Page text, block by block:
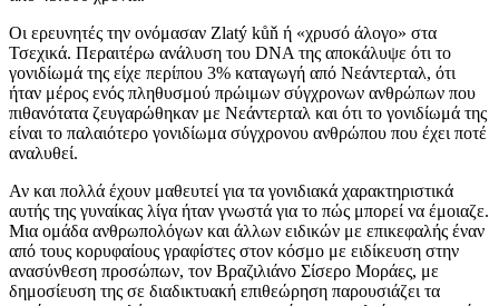
Οι ερευνητές την ονόμασαν Zlatý kůň ή «χρυσό άλογο» στα
Τσεχικά. Περαιτέρω ανάλυση του DNA της αποκάλυψε ότι το
γονιδίωμά της είχε περίπου 3% καταγωγή από Νεάντερταλ, ότι
ήταν μέρος ενός πληθυσμού πρώιμων σύγχρονων ανθρώπων που
πιθανότατα ζευγαρώθηκαν με Νεάντερταλ και ότι το γονιδίωμά της
είναι το παλαιότερο γονιδίωμα σύγχρονου ανθρώπου που έχει ποτέ
αναλυθεί.
Αν και πολλά έχουν μαθευτεί για τα γονιδιακά χαρακτηριστικά
αυτής της γυναίκας λίγα ήταν γνωστά για το πώς μπορεί να έμοιαζε.
Μια ομάδα ανθρωπολόγων και άλλων ειδικών με επικεφαλής έναν
από τους κορυφαίους γραφίστες στον κόσμο με ειδίκευση στην
ανασύνθεση προσώπων, τον Βραζιλιάνο Σίσερο Μοράες, με
δημοσίευση της σε διαδικτυακή επιθεώρηση παρουσιάζει τα